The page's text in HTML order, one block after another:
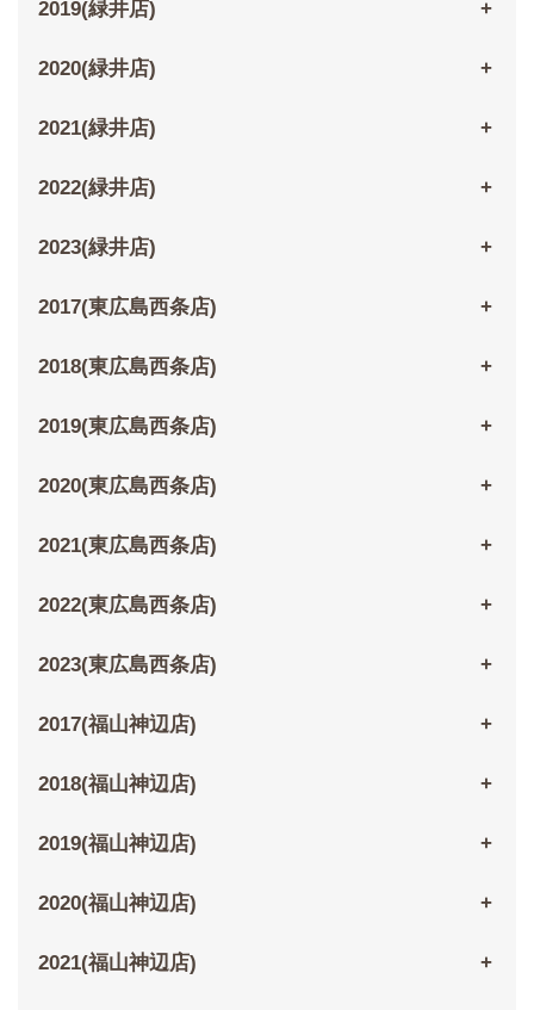
2019(緑井店)
2020(緑井店)
2021(緑井店)
2022(緑井店)
2023(緑井店)
2017(東広島西条店)
2018(東広島西条店)
2019(東広島西条店)
2020(東広島西条店)
2021(東広島西条店)
2022(東広島西条店)
2023(東広島西条店)
2017(福山神辺店)
2018(福山神辺店)
2019(福山神辺店)
2020(福山神辺店)
2021(福山神辺店)